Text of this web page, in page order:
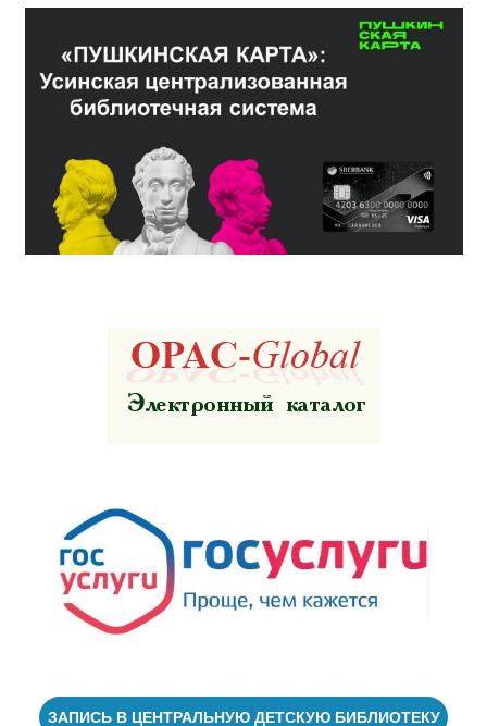
ЗАПИСЬ В ЦЕНТРАЛЬНУЮ ДЕТСКУЮ БИБЛИОТЕКУ